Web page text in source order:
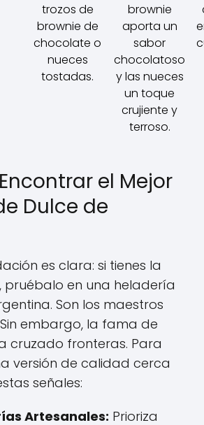
trozos de
brownie de
chocolate o
nueces
tostadas.
brownie
aporta un
sabor
chocolatoso
y las nueces
un toque
crujiente y
terroso.
el Mejor
Dulce de
es clara: si tienes la
en una heladería
Son los maestros
embargo, la fama de
cruzado fronteras. Para
versión de calidad cerca
señales:
Artesanales: Prioriza